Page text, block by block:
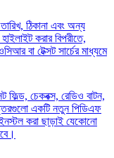
ঠিকানা এবং অন্য
করার বিপরীতে,
বা টেক্সট সার্চের মাধ্যমে
ফিল্ড, চেকবক্স, রেডিও বাটন,
একটি নতুন পিডিএফ
করা ছাড়াই যেকোনো